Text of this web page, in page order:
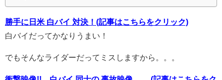
勝手に日米 白バイ 対決！(記事はこちらをクリック)
白バイだってかなりうまい！
でもそんなライダーだってミスしますから。。。